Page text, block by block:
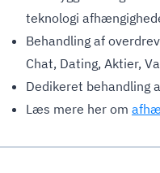
teknologi
Behandling af
Chat, Dating, Aktier,
Dedikeret behandling
Læs mere her om